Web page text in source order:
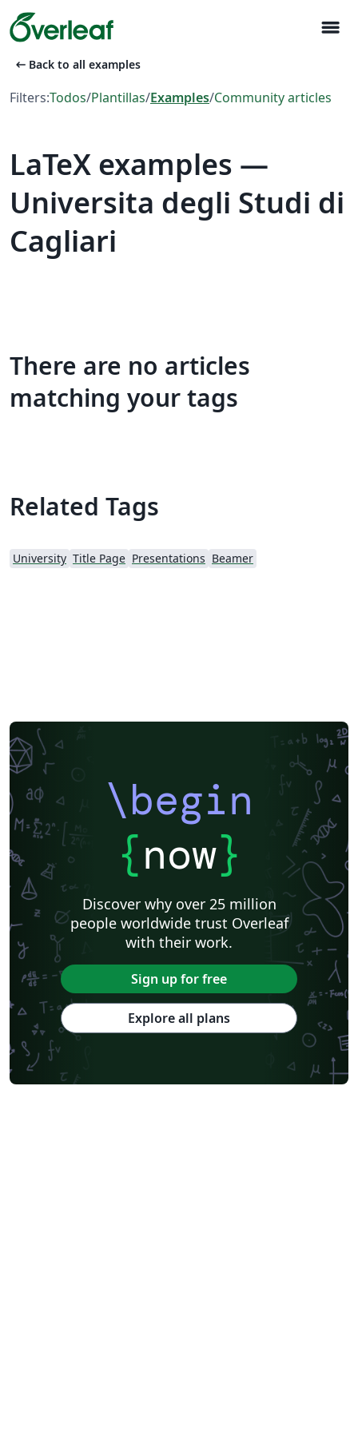
menu
arrow_left_alt Back to all examples
Filters:Todos/Plantillas/Examples/Community articles
LaTeX examples —
Universita degli Studi di
Cagliari
There are no articles
matching your tags
Related Tags
University Title Page Presentations Beamer
\begin
{now}
Discover why over 25 million
people worldwide trust Overleaf
with their work.
Sign up for free
Explore all plans